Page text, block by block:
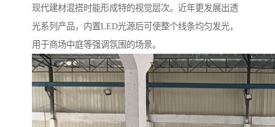
现代建材混搭时能形成特的视觉层次。近年更发展出透
光系列产品，内置LED光源后可使整个线条均匀发光，
用于商场中庭等强调氛围的场景。